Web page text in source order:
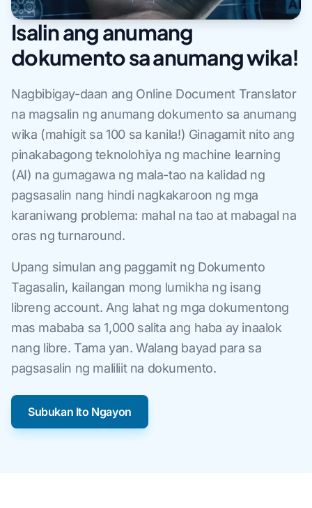
Isalin ang anumang
dokumento sa anumang wika!
Nagbibigay-daan ang Online Document Translator
na magsalin ng anumang dokumento sa anumang
wika (mahigit sa 100 sa kanila!) Ginagamit nito ang
pinakabagong teknolohiya ng machine learning
(AI) na gumagawa ng mala-tao na kalidad ng
pagsasalin nang hindi nagkakaroon ng mga
karaniwang problema: mahal na tao at mabagal na
oras ng turnaround.
Upang simulan ang paggamit ng Dokumento
Tagasalin, kailangan mong lumikha ng isang
libreng account. Ang lahat ng mga dokumentong
mas mababa sa 1,000 salita ang haba ay inaalok
nang libre. Tama yan. Walang bayad para sa
pagsasalin ng maliliit na dokumento.
Subukan Ito Ngayon